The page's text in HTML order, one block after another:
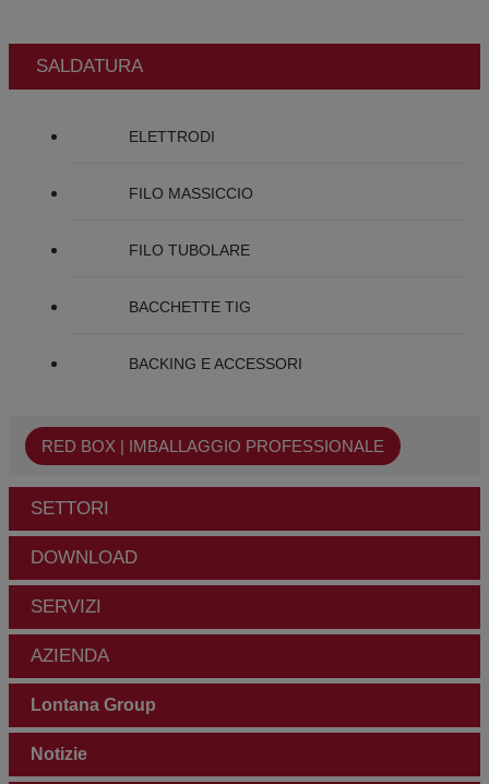
SALDATURA
ELETTRODI
FILO MASSICCIO
FILO TUBOLARE
BACCHETTE TIG
BACKING E ACCESSORI
RED BOX | IMBALLAGGIO PROFESSIONALE
SETTORI
DOWNLOAD
SERVIZI
AZIENDA
Lontana Group
Notizie